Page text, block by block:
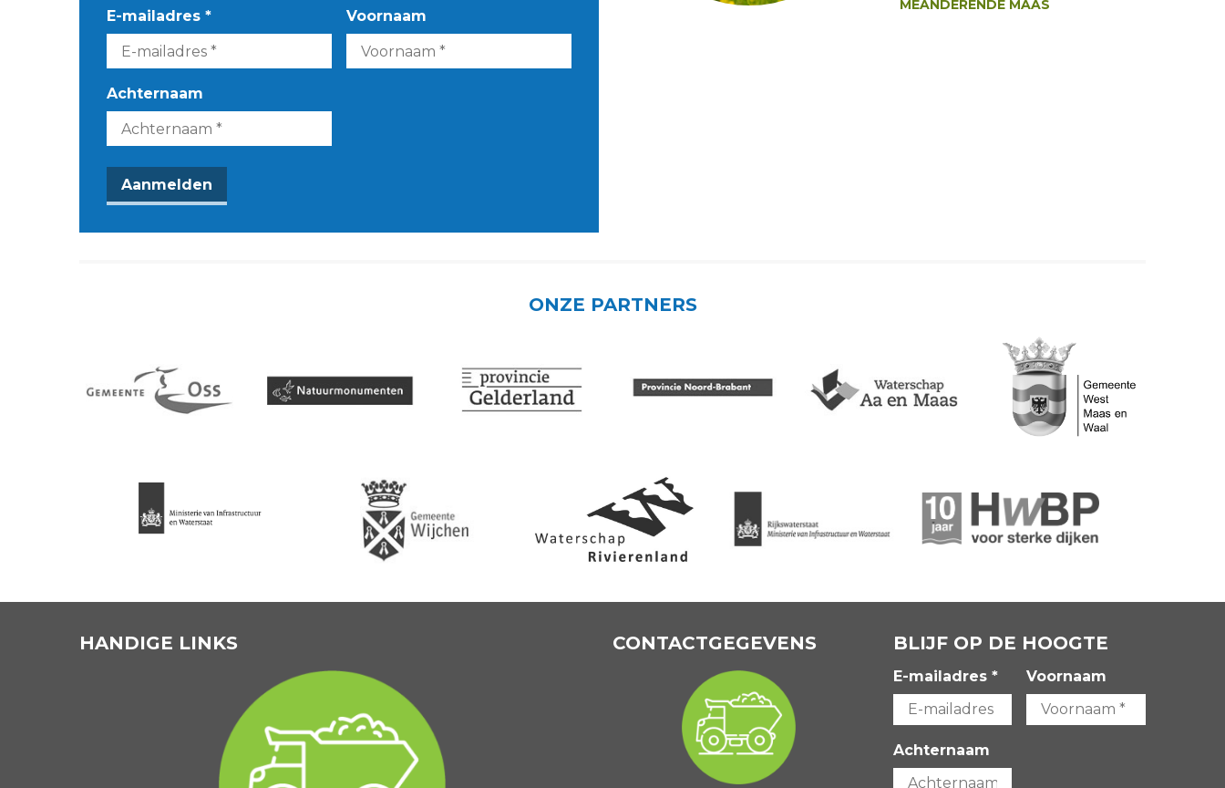
E-mailadres * Voornaam
Achternaam
MEANDERENDE MAAS
ONZE PARTNERS
HANDIGE LINKS CONTACTGEGEVENS BLIJF OP DE HOOGTE
E-mailadres * Voornaam
Achternaam